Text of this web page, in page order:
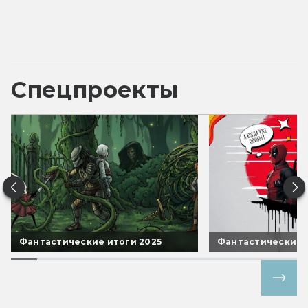
Спецпроекты
Фантастические итоги 2025 Фантастические